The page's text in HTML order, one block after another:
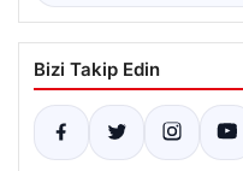
Bizi Takip Edin